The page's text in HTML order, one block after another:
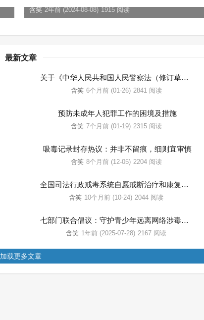
含笑 2年前 (2024-08-08) 1915 阅读
最新文章
关于《中华人民共和国人民警察法（修订草案稿）》的起草说明
含笑 6个月前 (01-26) 2841 阅读
预防未成年人犯罪工作的困境及措施
含笑 7个月前 (01-19) 2315 阅读
吸毒记录封存热议：并非不留痕，细则宜审慎
含笑 8个月前 (12-05) 2204 阅读
全国司法行政戒毒系统自愿戒断治疗和康复服务试点工作集中调研座谈会在浙江杭州召开
含笑 10个月前 (10-24) 2044 阅读
七部门联合倡议：守护青少年远离网络涉毒风险
含笑 1年前 (2025-07-28) 2167 阅读
加载更多文章